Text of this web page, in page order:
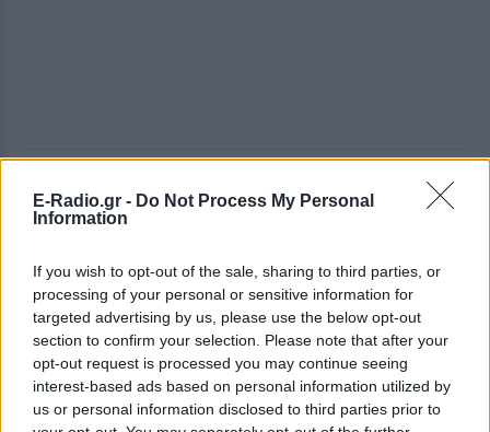
E-Radio.gr - Do Not Process My Personal
Information
If you wish to opt-out of the sale, sharing to third parties, or
processing of your personal or sensitive information for
targeted advertising by us, please use the below opt-out
section to confirm your selection. Please note that after your
opt-out request is processed you may continue seeing
interest-based ads based on personal information utilized by
us or personal information disclosed to third parties prior to
ΔΕΙΤΕ ΕΠΙΣΗΣ
Φωτιά στην Κόρινθο:
Συναγερμός στο Στεφάνι ‑
Εναέρια μέσα και μήνυμα
εκκένωσης από το 112
ΣΉΜΕΡΑ
Ισχυρές επίγειες δυνάμεις της